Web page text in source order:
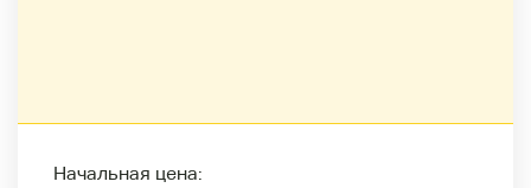
Начальная цена: